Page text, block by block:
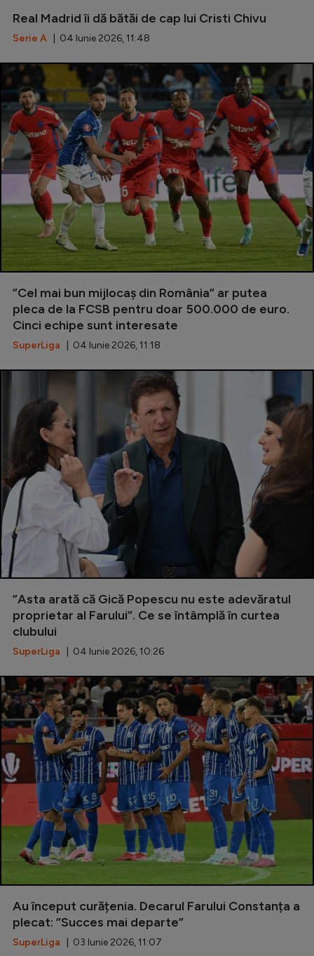
Real Madrid îi dă bătăi de cap lui Cristi Chivu
Serie A | 04 Iunie 2026, 11:48
”Cel mai bun mijlocaș din România” ar putea
pleca de la FCSB pentru doar 500.000 de euro.
Cinci echipe sunt interesate
SuperLiga | 04 Iunie 2026, 11:18
”Asta arată că Gică Popescu nu este adevăratul
proprietar al Farului”. Ce se întâmplă în curtea
clubului
SuperLiga | 04 Iunie 2026, 10:26
Au început curățenia. Decarul Farului Constanța a
plecat: ”Succes mai departe”
SuperLiga | 03 Iunie 2026, 11:07